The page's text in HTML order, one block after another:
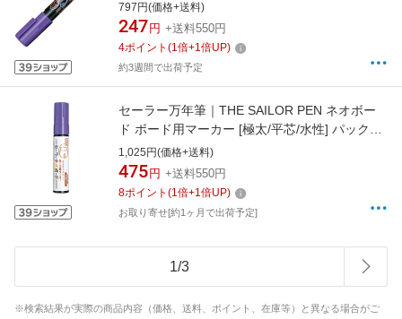
797円(価格+送料)
247 円 +送料550円
4ポイント (1倍+1倍UP)
約3週間で出荷予定
セーラー万年筆｜THE SAILOR PEN ネオボー
ド ボード用マーカー [極太/平芯/水性] パック入
パープル 29-5480-050
1,025円(価格+送料)
475 円 +送料550円
8ポイント (1倍+1倍UP)
お取り寄せ[約1ヶ月で出荷予定]
1/3
※検索結果が実際の商品内容（価格、送料、ポイント、在庫等）と異なる場合がご